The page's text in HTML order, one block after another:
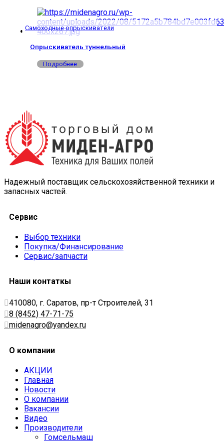
Самоходные опрыскиватели
Опрыскиватель туннельный
Подробнее
Надежный поставщик сельскохозяйственной техники и
запасных частей.
Сервис
Выбор техники
Покупка/Финансирование
Сервис/запчасти
Наши контаткы
410080, г. Саратов, пр-т Строителей, 31
8 (8452) 47-71-75
midenagro@yandex.ru
О компании
АКЦИИ
Главная
Новости
О компании
Вакансии
Видео
Производители
Гомсельмаш